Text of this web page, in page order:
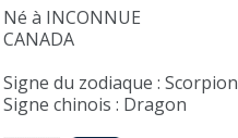
Né à INCONNUE
CANADA
Signe du zodiaque : Scorpion
Signe chinois : Dragon